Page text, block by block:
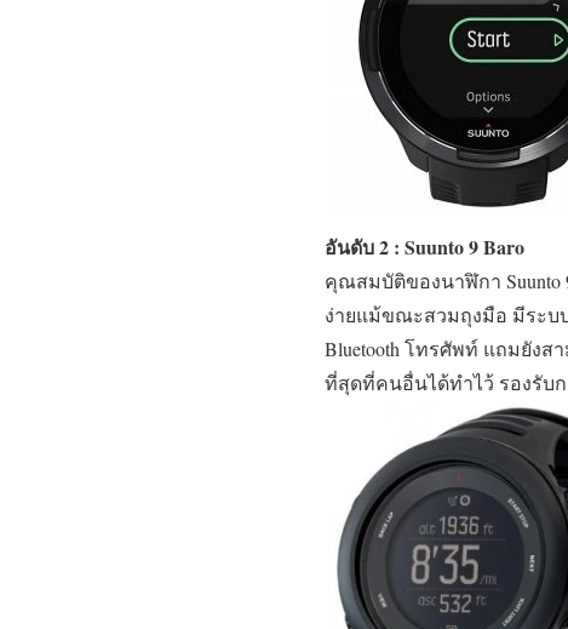
อันดับ 2 : Suunto 9 Baro
คุณสมบัติของนาฬิกา Suunto
ง่ายแม้ขณะสวมถุงมือ มีระบบ
Bluetooth โทรศัพท์ แถมยังส
ที่สุดที่คนอื่นได้ทำไว้ รองรับ